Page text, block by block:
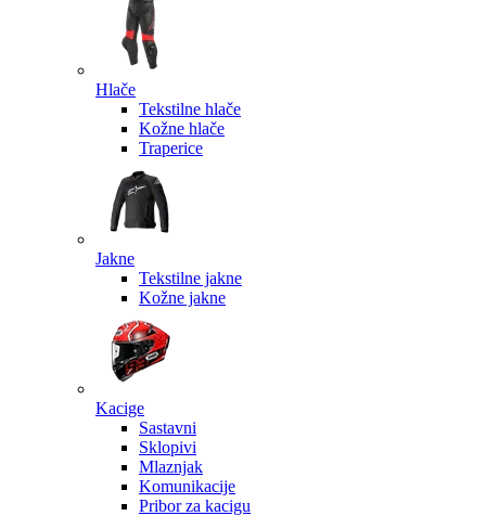
Hlače
Tekstilne hlače
Kožne hlače
Traperice
Jakne
Tekstilne jakne
Kožne jakne
Kacige
Sastavni
Sklopivi
Mlaznjak
Komunikacije
Pribor za kacigu